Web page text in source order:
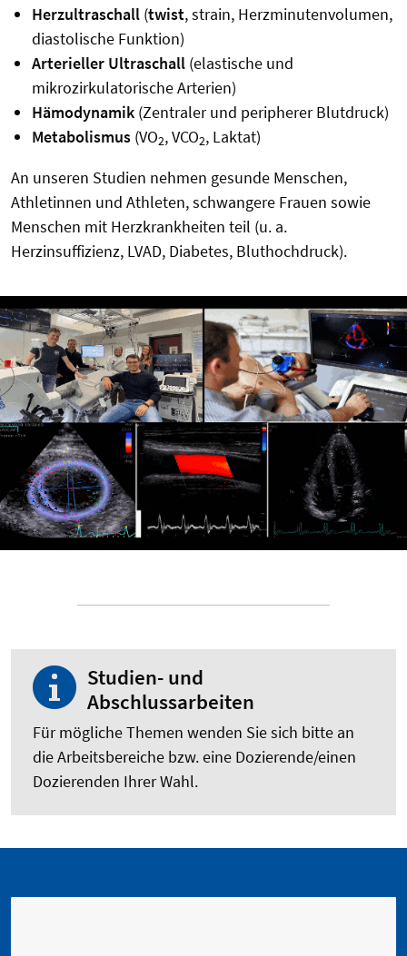
Herzultraschall (twist, strain, Herzminutenvolumen,
diastolische Funktion)
Arterieller Ultraschall (elastische und
mikrozirkulatorische Arterien)
Hämodynamik(Zentraler und peripherer Blutdruck)
Metabolismus (VO2, VCO2, Laktat)
An unseren Studien nehmen gesunde Menschen,
Athletinnen und Athleten, schwangere Frauen sowie
Menschen mit Herzkrankheiten teil (u. a.
Herzinsuffizienz, LVAD, Diabetes, Bluthochdruck).
Studien- und
Abschlussarbeiten
Für mögliche Themen wenden Sie sich bitte an
die Arbeitsbereiche bzw. eine Dozierende/einen
Dozierenden Ihrer Wahl.